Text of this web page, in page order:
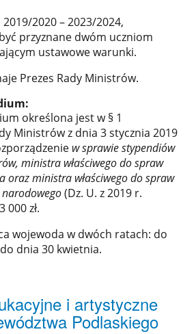
2020 – 2023/2024,
przyznane dwóm uczniom
ustawowe warunki.
Prezes Rady Ministrów.
określona jest w § 1
Ministrów z dnia 3 stycznia 2019
w sprawie stypendiów
ministra właściwego do spraw
oraz ministra właściwego do spraw
(Dz. U. z 2019 r.
000 zł.
wojewoda w dwóch ratach: do
dnia 30 kwietnia.
i artystyczne
Podlaskiego